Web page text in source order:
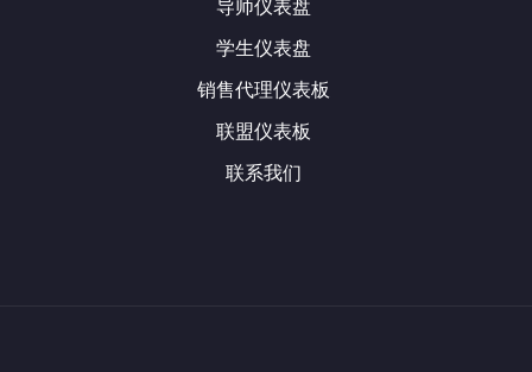
导师仪表盘
学生仪表盘
销售代理仪表板
联盟仪表板
联系我们